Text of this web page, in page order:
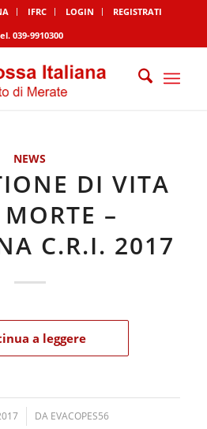
IFRC LOGIN
REGISTRATI
039-9910300
NEWS
DI VITA
–
C.R.I. 2017
a leggere
DA EVACOPES56